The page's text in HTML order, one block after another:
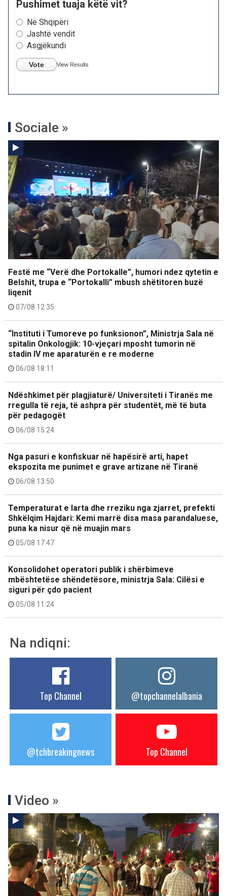
Pushimet tuaja këtë vit?
Në Shqipëri
Jashtë vendit
Asgjëkundi
Vote View Results
Sociale »
Festë me “Verë dhe Portokalle”, humori ndez qytetin e
Belshit, trupa e “Portokalli” mbush shëtitoren buzë
liqenit
07/08 12:35
“Instituti i Tumoreve po funksionon”, Ministrja Sala në
spitalin Onkologjik: 10-vjeçari mposht tumorin në
stadin IV me aparaturën e re moderne
06/08 18:11
Ndëshkimet për plagjiaturë/ Universiteti i Tiranës me
rregulla të reja, të ashpra për studentët, më të buta
për pedagogët
06/08 15:24
Nga pasuri e konfiskuar në hapësirë arti, hapet
ekspozita me punimet e grave artizane në Tiranë
06/08 13:50
Temperaturat e larta dhe rreziku nga zjarret, prefekti
Shkëlqim Hajdari: Kemi marrë disa masa parandaluese,
puna ka nisur që në muajin mars
05/08 17:47
Konsolidohet operatori publik i shërbimeve
mbështetëse shëndetësore, ministrja Sala: Cilësi e
siguri për çdo pacient
05/08 11:24
Na ndiqni:
Top Channel @topchannelalbania
@tchbreakingnews Top Channel
Video »